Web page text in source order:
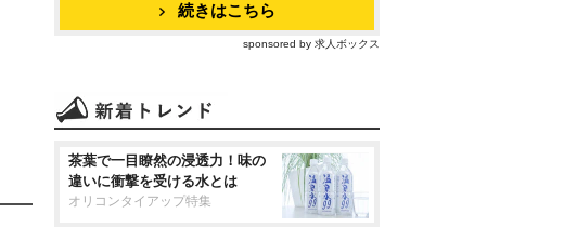
続きはこちら
sponsored by 求人ボックス
茶葉で一目瞭然の浸透力！味の
違いに衝撃を受ける水とは
オリコンタイアップ特集